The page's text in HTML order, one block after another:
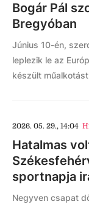
Bogár Pál
Bregyóban
Június 10-én,
leplezik le az
készült
2026. 05. 29., 14:04
Hatalmas
sportnapja
Negyven csapat